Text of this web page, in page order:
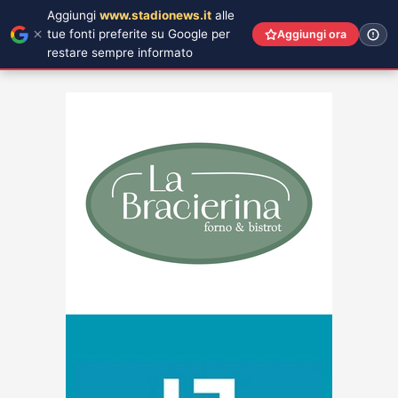
Aggiungi www.stadionews.it alle
tue fonti preferite su Google per
restare sempre informato
Aggiungi ora